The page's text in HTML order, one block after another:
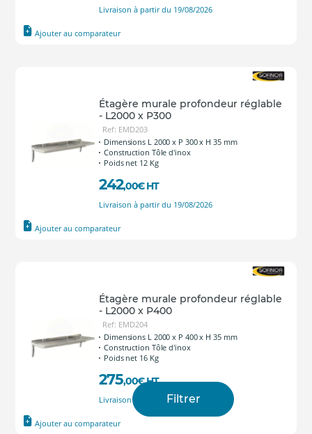
Filtrer
Livraison à partir du 19/08/2026
Ajouter au comparateur
Étagère murale profondeur réglable
- L2000 x P300
Ref: EMD203
Dimensions L 2000 x P 300 x H 35 mm
Construction Tôle d'inox
Poids net 12 Kg
242,00€ HT
Livraison à partir du 19/08/2026
Ajouter au comparateur
Étagère murale profondeur réglable
- L2000 x P400
Ref: EMD204
Dimensions L 2000 x P 400 x H 35 mm
Construction Tôle d'inox
Poids net 16 Kg
275,00€HT
Livraison à partir du 19/08/2026
Ajouter au comparateur